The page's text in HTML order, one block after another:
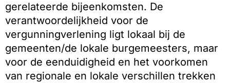
gerelateerde bijeenkomsten. De
verantwoordelijkheid voor de
vergunningverlening ligt lokaal bij de
gemeenten/de lokale burgemeesters, maar
voor de eenduidigheid en het voorkomen
van regionale en lokale verschillen trekken